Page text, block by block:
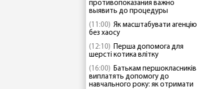
противопоказания важно
выявить до процедуры
(11:00) Як масштабувати агенцію
без хаосу
(12:10) Перша допомога для
шерсті котика влітку
(16:00) Батькам першокласників
виплатять допомогу до
навчального року: як отримати